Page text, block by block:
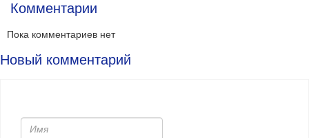
Комментарии
Пока комментариев нет
Новый комментарий
Имя